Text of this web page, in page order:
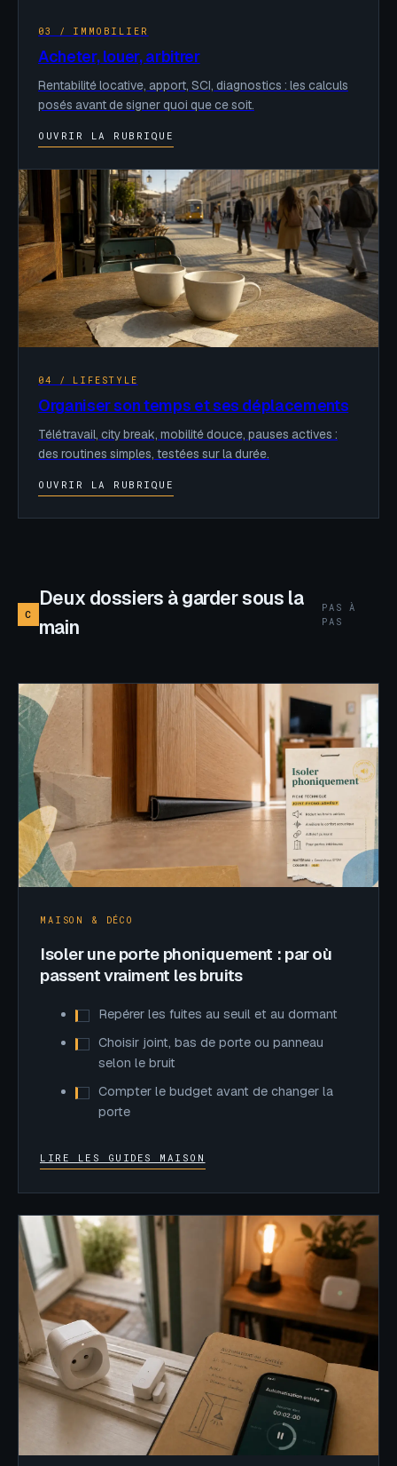
03 / IMMOBILIER
Acheter, louer, arbitrer
Rentabilité locative, apport, SCI, diagnostics : les calculs
posés avant de signer quoi que ce soit.
OUVRIR LA RUBRIQUE
04 / LIFESTYLE
Organiser son temps et ses déplacements
Télétravail, city break, mobilité douce, pauses actives :
des routines simples, testées sur la durée.
OUVRIR LA RUBRIQUE
C
Deux dossiers à garder sous la
main
PAS À
PAS
MAISON & DÉCO
Isoler une porte phoniquement : par où
passent vraiment les bruits
Repérer les fuites au seuil et au dormant
Choisir joint, bas de porte ou panneau
selon le bruit
Compter le budget avant de changer la
porte
LIRE LES GUIDES MAISON